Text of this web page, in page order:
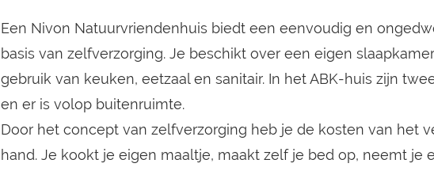
Een Nivon Natuurvriendenhuis biedt een eenvoudig en
basis van zelfverzorging. Je beschikt over een eigen
gebruik van keuken, eetzaal en sanitair. In het ABK-huis zijn
en er is volop buitenruimte.
Door het concept van zelfverzorging heb je de kosten van het
hand. Je kookt je eigen maaltje, maakt zelf je bed op, neemt je